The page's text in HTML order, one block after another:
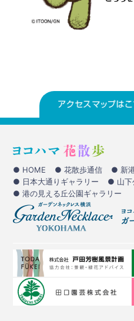
● HOME ● 花散歩通信
● 新
● 日本大通りギャラリー
● 山下
● 港の見える丘公園ギャラリー